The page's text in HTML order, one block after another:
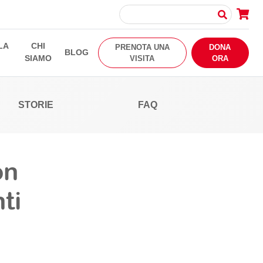
CHI
SIAMO
BLOG
PRENOTA UNA
VISITA
DONA
ORA
STORIE FAQ